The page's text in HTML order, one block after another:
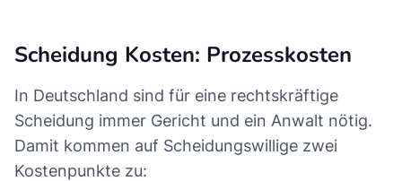
Scheidung Kosten: Prozesskosten
In Deutschland sind für eine rechtskräftige
Scheidung immer Gericht und ein Anwalt nötig.
Damit kommen auf Scheidungswillige zwei
Kostenpunkte zu: